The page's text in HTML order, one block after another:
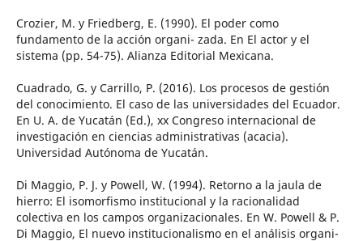
Crozier, M. y Friedberg, E. (1990). El poder como
fundamento de la acción organi- zada. En El actor y el
sistema (pp. 54-75). Alianza Editorial Mexicana.
Cuadrado, G. y Carrillo, P. (2016). Los procesos de gestión
del conocimiento. El caso de las universidades del Ecuador.
En U. A. de Yucatán (Ed.), xx Congreso internacional de
investigación en ciencias administrativas (acacia).
Universidad Autónoma de Yucatán.
Di Maggio, P. J. y Powell, W. (1994). Retorno a la jaula de
hierro: El isomorfismo institucional y la racionalidad
colectiva en los campos organizacionales. En W. Powell & P.
Di Maggio, El nuevo institucionalismo en el análisis organi-